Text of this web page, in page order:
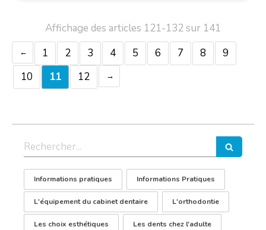
Affichage des articles 121-132 sur 141
1
2 3 4 5 6 7 8
9
10
11 12
Rechercher
Informations pratiques Informations Pratiques
L'équipement du cabinet dentaire L'orthodontie
Les choix esthétiques Les dents chez l'adulte